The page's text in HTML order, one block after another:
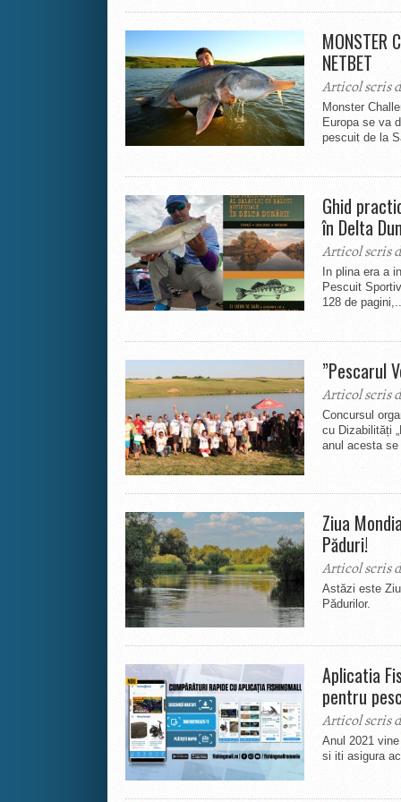
MONSTER
NETBET
Articol scris
Monster
Europa se va
pescuit de la
Ghid
în Delta
Articol scris
In plina era a
Pescuit
128 de
”Pescarul
Articol scris
Concursul
cu Dizabilități
anul acesta
Ziua
Păduri!
Articol scris
Astăzi este
Pădurilor.
Aplicatia
pentru
Articol scris
Anul 2021
si iti asigura